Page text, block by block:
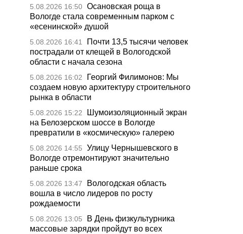
5.08.2026 16:50 Осановская роща в
Вологде стала современным парком с
«есенинской» душой
5.08.2026 16:41
Почти 13,5 тысячи человек
пострадали от клещей в Вологодской
области с начала сезона
5.08.2026 16:02
Георгий Филимонов: Мы
создаем новую архитектуру строительного
рынка в области
5.08.2026 15:22
Шумоизоляционный экран
на Белозерском шоссе в Вологде
превратили в «космическую» галерею
5.08.2026 14:55
Улицу Чернышевского в
Вологде отремонтируют значительно
раньше срока
5.08.2026 13:47
Вологодская область
вошла в число лидеров по росту
рождаемости
5.08.2026 13:05
В День физкультурника
массовые зарядки пройдут во всех